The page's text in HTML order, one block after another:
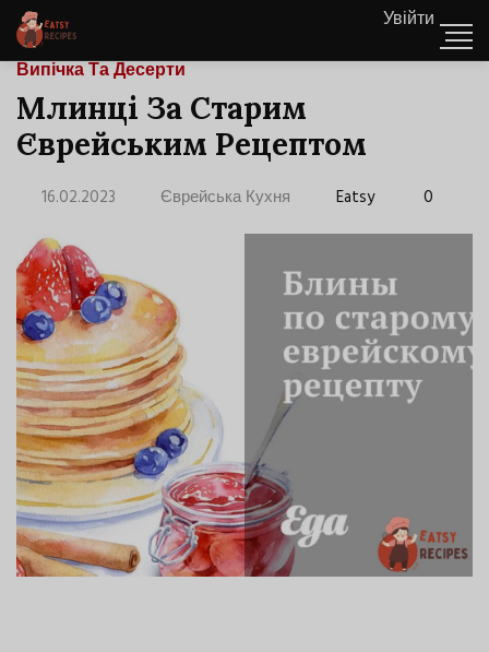
Увійти
Випічка Та Десерти
Млинці За Старим
Єврейським Рецептом
16.02.2023 Єврейська Кухня Eatsy 0